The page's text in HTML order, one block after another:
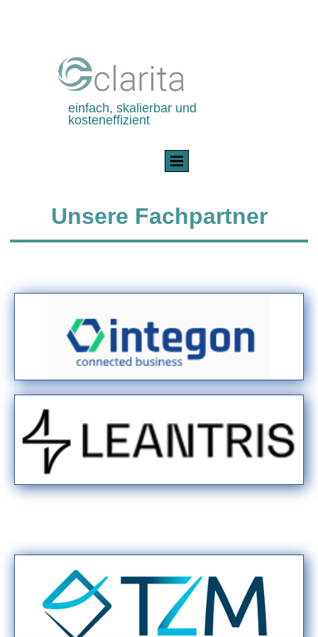
einfach, skalierbar und
kosteneffizient
Unsere Fachpartner